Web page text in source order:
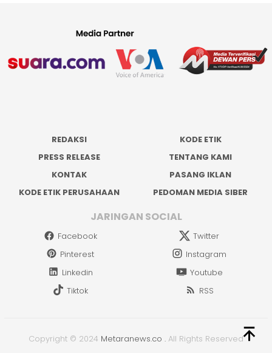
REDAKSI
KODE ETIK
PRESS RELEASE
TENTANG KAMI
KONTAK
PASANG IKLAN
KODE ETIK PERUSAHAAN
PEDOMAN MEDIA SIBER
JARINGAN SOCIAL
Facebook
Twitter
Pinterest
Instagram
Linkedin
Youtube
Tiktok
RSS
Copyright © 2024 Metaranews.co . All Rights Reserved